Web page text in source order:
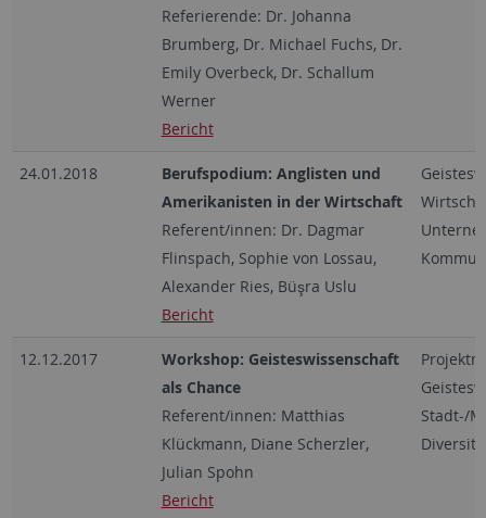
Referierende: Dr. Johanna
Brumberg, Dr. Michael Fuchs, Dr.
Emily Overbeck, Dr. Schallum
Werner
Bericht
24.01.2018
Berufspodium: Anglisten und
Amerikanisten in der Wirtschaft
Referent/innen: Dr. Dagmar
Flinspach, Sophie von Lossau,
Alexander Ries, Büşra Uslu
Bericht
12.12.2017
Workshop: Geisteswissenschaft
als Chance
Referent/innen: Matthias
Klückmann, Diane Scherzler,
Julian Spohn
Bericht
Stadt-/
Diversity